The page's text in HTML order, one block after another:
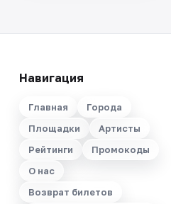
Навигация
Главная
Города
Площадки
Артисты
Рейтинги
Промокоды
О нас
Возврат билетов